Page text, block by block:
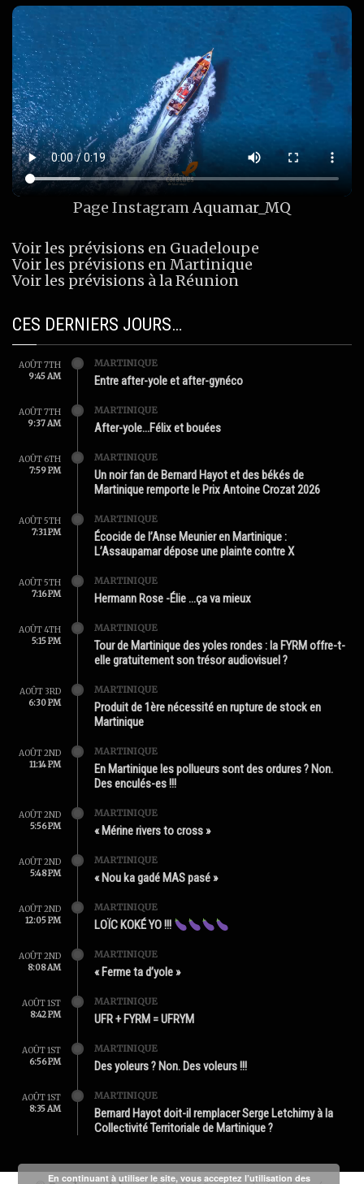
Page InstagramAquamar_MQ
Voir les prévisions en Guadeloupe
Voir les prévisions en Martinique
Voir les prévisions à la Réunion
CES DERNIERS JOURS…
AOÛT 7TH
9:45 AM
MARTINIQUE
Entre after-yole et after-gynéco
AOÛT 7TH
9:37 AM
MARTINIQUE
After-yole…Félix et bouées
AOÛT 6TH
7:59 PM
MARTINIQUE
Un noir fan de Bernard Hayot et des békés de
Martinique remporte le Prix Antoine Crozat 2026
AOÛT 5TH
7:31 PM
MARTINIQUE
Écocide de l’Anse Meunier en Martinique :
L’Assaupamar dépose une plainte contre X
AOÛT 5TH
7:16 PM
MARTINIQUE
Hermann Rose -Élie …ça va mieux
AOÛT 4TH
5:15 PM
MARTINIQUE
Tour de Martinique des yoles rondes : la FYRM offre-t-
elle gratuitement son trésor audiovisuel ?
AOÛT 3RD
6:30 PM
MARTINIQUE
Produit de 1ère nécessité en rupture de stock en
Martinique
AOÛT 2ND
11:14 PM
MARTINIQUE
En Martinique les pollueurs sont des ordures ? Non.
Des enculés-es !!!
AOÛT 2ND
5:56 PM
MARTINIQUE
« Mérine rivers to cross »
AOÛT 2ND
5:48 PM
MARTINIQUE
« Nou ka gadé MAS pasé »
AOÛT 2ND
12:05 PM
MARTINIQUE
LOÏC KOKÉ YO !!!
AOÛT 2ND
8:08 AM
MARTINIQUE
« Ferme ta d’yole »
AOÛT 1ST
8:42 PM
MARTINIQUE
UFR + FYRM = UFRYM
AOÛT 1ST
6:56 PM
MARTINIQUE
Des yoleurs ? Non. Des voleurs !!!
AOÛT 1ST
8:35 AM
MARTINIQUE
Bernard Hayot doit-il remplacer Serge Letchimy à la
Collectivité Territoriale de Martinique ?
En continuant à utiliser le site, vous acceptez l’utilisation des